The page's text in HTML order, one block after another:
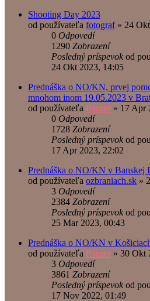
Shooting Day 2023
od používateľa fotograf» 24
0 Odpovedí
1290 Zobrazení
Posledný príspevok od
24 Okt 2023, 14:05
Prednáška o NO/KN, prvej
mnohom inom 19.05.2023 v
od používateľa Panzer » 17 Apr
0 Odpovedí
1728 Zobrazení
Posledný príspevok od
17 Apr 2023, 22:02
Prednáška o NO/KN v Banskej
od používateľa ozbraniach.sk »
3 Odpovedí
2384 Zobrazení
Posledný príspevok od
25 Mar 2023, 00:43
Prednáška o NO/KN v
od používateľa Panzer » 30 Okt
3 Odpovedí
3861 Zobrazení
Posledný príspevok od
17 Nov 2022, 01:49